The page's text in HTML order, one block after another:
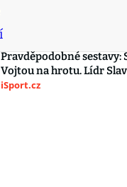
Pravděpodobné sestavy:
Vojtou na hrotu. Lídr
iSport.cz